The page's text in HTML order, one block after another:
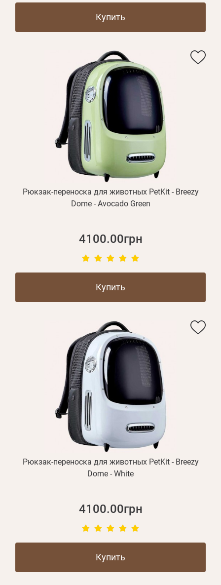
Купить
Рюкзак-переноска для животных PetKit - Breezy
Dome - Avocado Green
4100.00грн
Купить
Рюкзак-переноска для животных PetKit - Breezy
Dome - White
4100.00грн
Купить